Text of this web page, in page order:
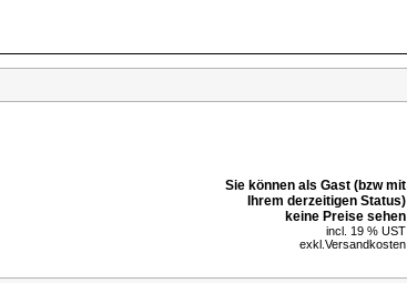
Sie können als Gast (bzw mit
Ihrem derzeitigen Status)
keine Preise sehen
incl. 19 % UST
exkl. Versandkosten